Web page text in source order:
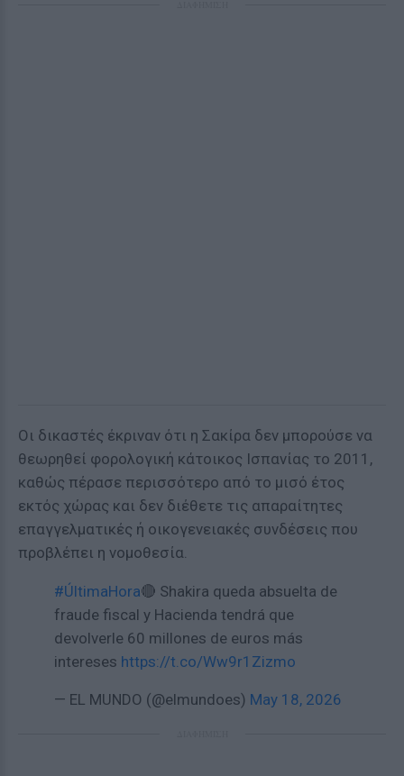
Οι δικαστές έκριναν ότι η Σακίρα δεν μπορούσε να
θεωρηθεί φορολογική κάτοικος Ισπανίας το 2011,
καθώς πέρασε περισσότερο από το μισό έτος
εκτός χώρας και δεν διέθετε τις απαραίτητες
επαγγελματικές ή οικογενειακές συνδέσεις που
προβλέπει η νομοθεσία.
#ÚltimaHora🔴 Shakira queda absuelta de
fraude fiscal y Hacienda tendrá que
devolverle 60 millones de euros más
intereses https://t.co/Ww9r1Zizmo
— EL MUNDO (@elmundoes) May 18, 2026